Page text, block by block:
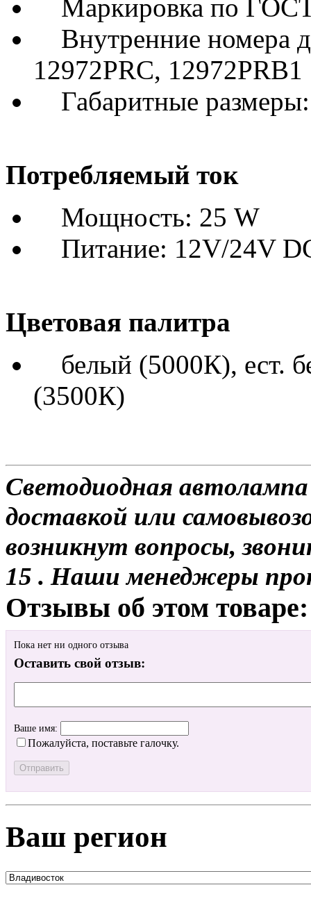
Маркировка по
Внутренние номера
12972PRC, 12972PRB1
Габаритные
Потребляемый ток
Мощность: 25 W
Питание: 12V/24V
Цветовая палитра
белый (5000К), ест.
(3500К)
Светодиодная
доставкой или
возникнут вопросы,
15 . Наши менеджеры
Отзывы об этом товаре:
Пока нет ни одного отзыва
Оставить свой отзыв:
Ваше имя:
Пожалуйста, поставьте галочку.
Ваш регион